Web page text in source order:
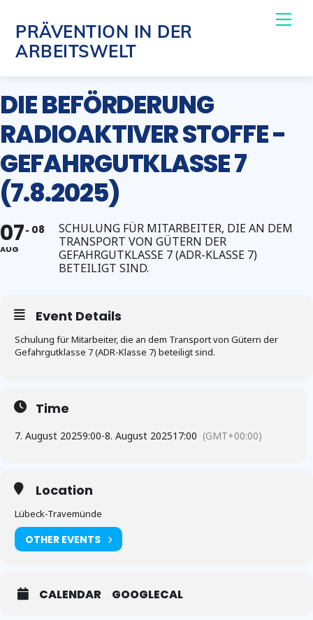
content
PRÄVENTION IN DER
ARBEITSWELT
DIE BEFÖRDERUNG
RADIOAKTIVER STOFFE -
GEFAHRGUTKLASSE 7
(7.8.2025)
07
AUG
08
SCHULUNG FÜR MITARBEITER, DIE AN DEM
TRANSPORT VON GÜTERN DER
GEFAHRGUTKLASSE 7 (ADR-KLASSE 7)
BETEILIGT SIND.
Event Details
Schulung für Mitarbeiter, die an dem Transport von Gütern der
Gefahrgutklasse 7 (ADR-Klasse 7) beteiligt sind.
Time
7. August 20259:00-8. August 202517:00 (GMT+00:00)
Location
Lübeck-Travemünde
OTHER EVENTS
CALENDAR GOOGLECAL